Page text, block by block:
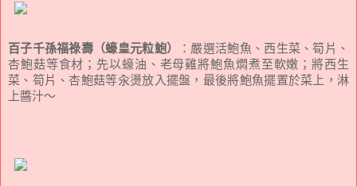
百子千孫福祿壽（蠔皇元粒鮑）
：嚴選活鮑魚、西生菜、筍片、
杏鮑菇等食材；先以蠔油、老母雞將鮑魚燜煮至軟嫩；將西生
菜、筍片、杏鮑菇等汆燙放入擺盤，最後將鮑魚擺置於菜上，淋
上醬汁～